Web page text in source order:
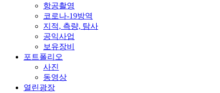
항공촬영
코로나-19방역
지적, 측량, 탐사
공익사업
보유장비
포트폴리오
사진
동영상
열린광장